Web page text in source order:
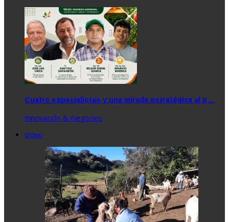
Cuatro especialistas y una mirada estratégica al p…
Innovación & Negocios
Video